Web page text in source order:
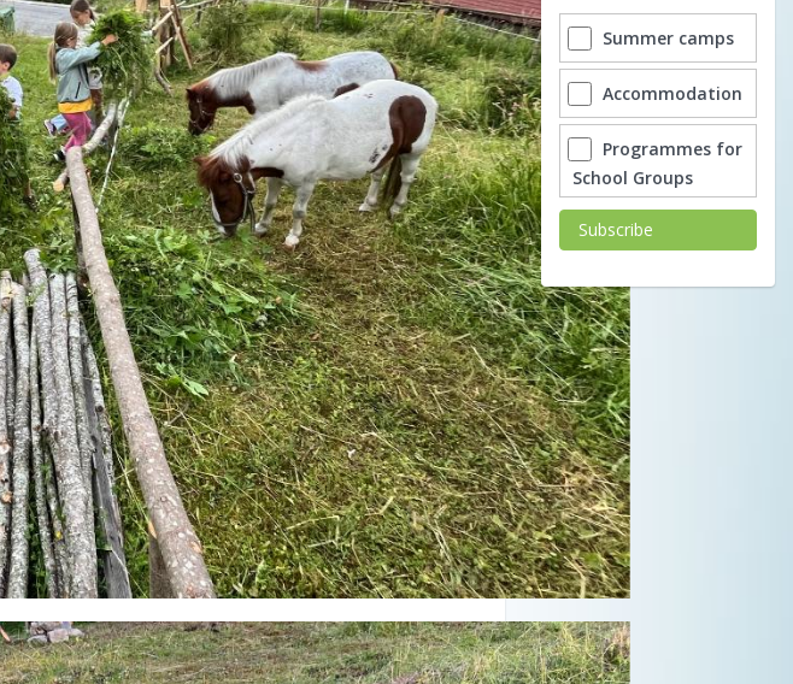
Summer camps
Accommodation
Programmes for
School Groups
Subscribe